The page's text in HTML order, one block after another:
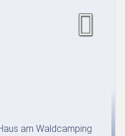
am Waldcamping